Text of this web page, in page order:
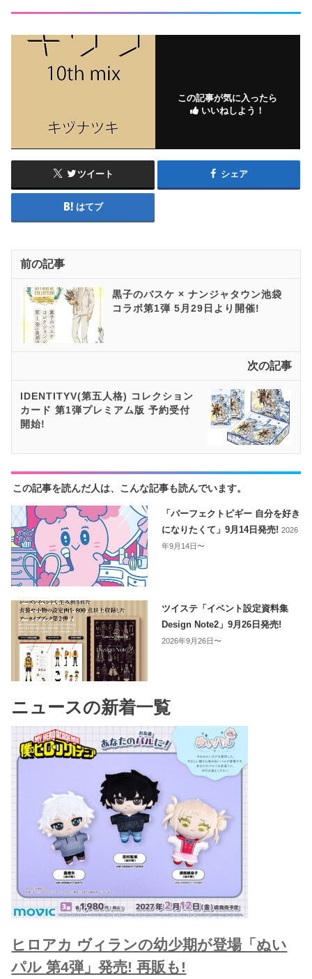
この記事が気に入ったら
いいねしよう！
ツイート シェア
はてブ
前の記事
黒子のバスケ × ナンジャタウン池袋
コラボ第1弾 5月29日より開催!
次の記事
IDENTITYV(第五人格) コレクション
カード ​第1弾プレミアム版 予約受付
開始!
この記事を読んだ人は、こんな記事も読んでいます。
「パーフェクトピギー 自分を好き
になりたくて」9月14日発売!2026
年9月14日〜
ツイステ「イベント設定資料集
Design Note2」9月26日発売!
2026年9月26日〜
ニュースの新着一覧
ヒロアカ ヴィランの幼少期が登場「ぬい
パル 第4弾」発売! 再販も!